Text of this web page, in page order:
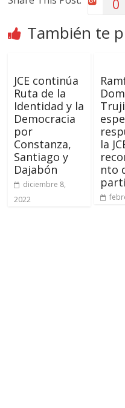
0
También te
JCE continúa
Ruta de la
Identidad y la
Democracia
por
Constanza,
Santiago y
Dajabón
diciembre 8,
2022
la
nto